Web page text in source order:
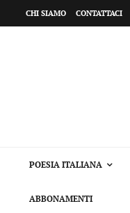
CHI SIAMO CONTATTACI
POESIA ITALIANA
ABBONAMENTI